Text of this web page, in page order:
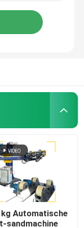
Automatische
sandmachine